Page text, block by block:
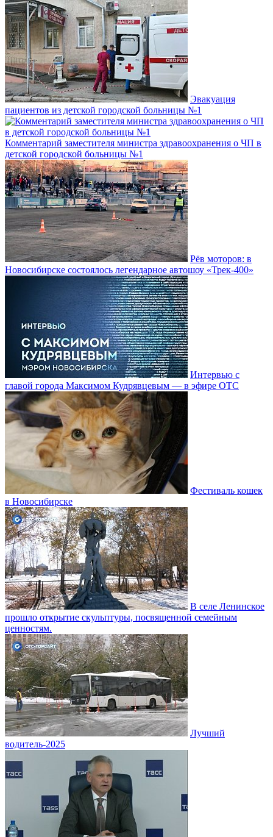
Эвакуация
пациентов из детской городской больницы №1
Комментарий заместителя министра здравоохранения о ЧП в
детской городской больницы №1
Рёв моторов: в
Новосибирске состоялось легендарное автошоу «Трек-400»
Интервью с
главой города Максимом Кудрявцевым — в эфире ОТС
Фестиваль кошек
в Новосибирске
В селе Ленинское
прошло открытие скульптуры, посвященной семейным
ценностям.
Лучший
водитель-2025